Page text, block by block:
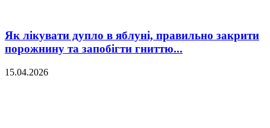
Як лікувати дупло в яблуні, правильно закрити
порожнину та запобігти гниттю...
15.04.2026